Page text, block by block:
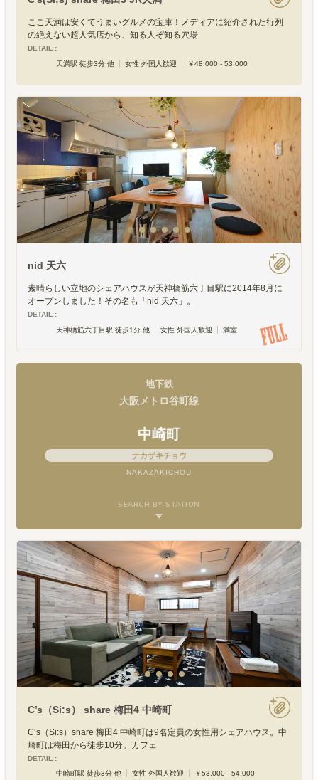
ここ天満は安くてうまいグルメの宝庫！メディアに紹介された行列
の絶えない超人気店から、知る人ぞ知る穴場
DETAIL :
天満駅 徒歩3分 他
女性 外国人歓迎 ￥48,000 - 53,000
nid 天六
素晴らしい立地のシェアハウスが天神橋筋六丁目駅に2014年8月に
オープンしました！その名も「nid 天六」。
DETAIL :
天神橋筋六丁目駅 徒歩1分 他
女性 外国人歓迎 満室
地下鉄
大阪メトロ谷町線
中崎町
ナカザキチョウ
NAKAZAKICHOU
SEARCH BY STATION
C’s（Si:s） share 梅田4 中崎町
C‘s（Si:s）share 梅田4 中崎町は9名定員の女性用シェアハウス。中
崎町は梅田から徒歩10分。カフェ
DETAIL :
中崎町駅 徒歩3分 他
女性 外国人歓迎 ￥53,000 - 54,000